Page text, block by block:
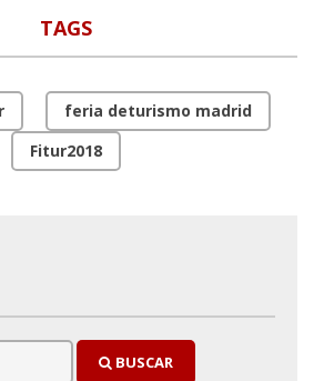
TAGS
feria deturismo madrid
Fitur2018
BUSCAR